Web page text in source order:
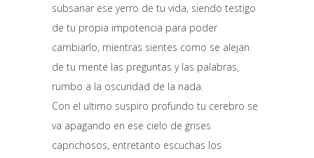
subsanar ese yerro de tu vida, siendo testigo
de tu propia impotencia para poder
cambiarlo, mientras sientes como se alejan
de tu mente las preguntas y las palabras,
rumbo a la oscuridad de la nada.
Con el ultimo suspiro profundo tu cerebro se
va apagando en ese cielo de grises
caprichosos, entretanto escuchas los